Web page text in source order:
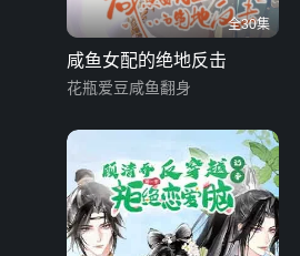
全30集
咸鱼女配的绝地反击
花瓶爱豆咸鱼翻身